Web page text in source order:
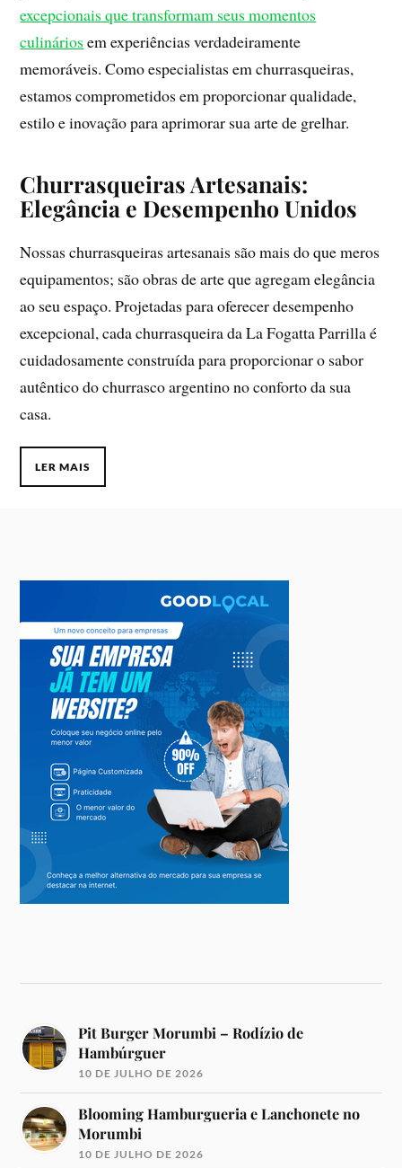
excepcionais que transformam seus momentos
culináriosem experiências verdadeiramente
memoráveis. Como especialistas em churrasqueiras,
estamos comprometidos em proporcionar qualidade,
estilo e inovação para aprimorar sua arte de grelhar.
Churrasqueiras Artesanais:
Elegância e Desempenho Unidos
Nossas churrasqueiras artesanais são mais do que meros
equipamentos; são obras de arte que agregam elegância
ao seu espaço. Projetadas para oferecer desempenho
excepcional, cada churrasqueira da La Fogatta Parrilla é
cuidadosamente construída para proporcionar o sabor
autêntico do churrasco argentino no conforto da sua
casa.
LER MAIS
Pit Burger Morumbi – Rodízio de
Hambúrguer
10 DE JULHO DE 2026
Blooming Hamburgueria e Lanchonete no
Morumbi
10 DE JULHO DE 2026